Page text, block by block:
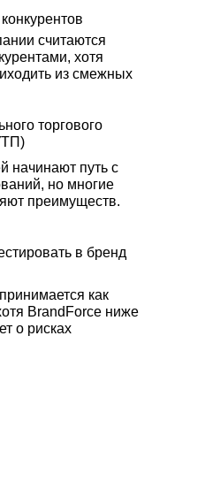
в бренд
как
BrandForce ниже
о рисках
начинают путь с
но многие
преимуществ.
торгового
считаются
хотя
из смежных